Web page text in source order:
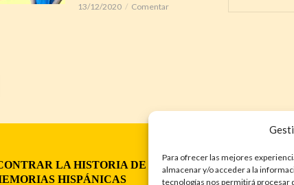
Para ofrecer las mejores
almacenar y/o acceder a la
tecnologías nos permitirá procesar
13/12/2020 Comentar
LA HISTORIA DE
HISPÁNICAS